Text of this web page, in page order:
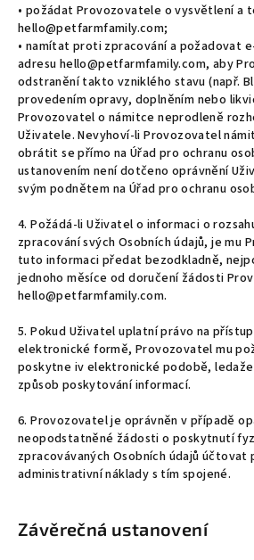
• požádat Provozovatele o vysvětlení a
hello@petfarmfamily.com;
• namítat proti zpracování a požadovat
adresu hello@petfarmfamily.com, aby
odstranění takto vzniklého stavu (např.
provedením opravy, doplněním nebo
Provozovatel o námitce neprodleně
Uživatele. Nevyhoví-li Provozovatel
obrátit se přímo na Úřad pro ochranu
ustanovením není dotčeno oprávnění
svým podnětem na Úřad pro ochranu
4. Požádá-li Uživatel o informaci o
zpracování svých Osobních údajů, je mu
tuto informaci předat bezodkladně,
jednoho měsíce od doručení žádosti
hello@petfarmfamily.com.
5. Pokud Uživatel uplatní právo na
elektronické formě, Provozovatel mu
poskytne iv elektronické podobě,
způsob poskytování informací.
6. Provozovatel je oprávněn v případě
neopodstatněné žádosti o poskytnutí
zpracovávaných Osobních údajů
administrativní náklady s tím spojené.
Závěrečná ustanovení